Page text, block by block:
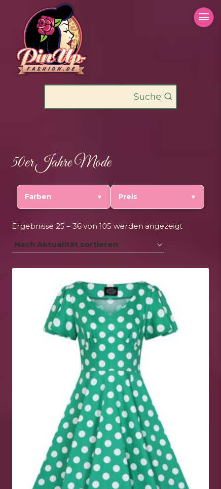
springen
Suche
50er Jahre Mode
Farben ▼ Preis ▼
Ergebnisse 25 – 36 von 105 werden angezeigtNach